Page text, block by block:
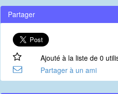
Partager
Ajouté à la liste de 0
Partager à un ami